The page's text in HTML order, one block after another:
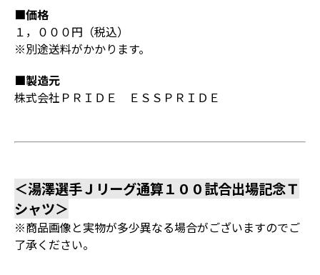
■価格
１，０００円（税込）
※別途送料がかかります。
■製造元
株式会社ＰＲＩＤＥ ＥＳＳＰＲＩＤＥ
＜湯澤選手Ｊリーグ通算１００試合出場記念Ｔ
シャツ＞
※商品画像と実物が多少異なる場合がございますのでご
了承ください。